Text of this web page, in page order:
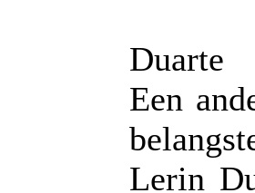
Duarte
Een
Lerin